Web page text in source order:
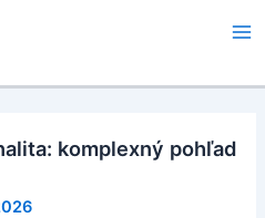
komplexný pohľad